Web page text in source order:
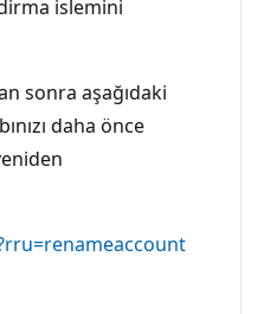
islemini
sonra aşağıdaki
daha önce